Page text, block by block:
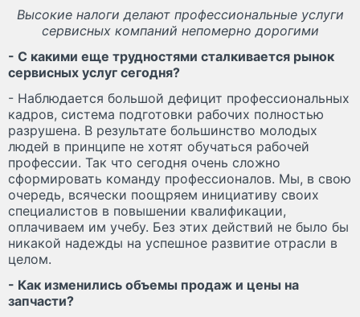
Высокие налоги делают профессиональные услуги
сервисных компаний непомерно дорогими
- С какими еще трудностями сталкивается рынок
сервисных услуг сегодня?
- Наблюдается большой дефицит профессиональных
кадров, система подготовки рабочих полностью
разрушена. В результате большинство молодых
людей в принципе не хотят обучаться рабочей
профессии. Так что сегодня очень сложно
сформировать команду профессионалов. Мы, в свою
очередь, всячески поощряем инициативу своих
специалистов в повышении квалификации,
оплачиваем им учебу. Без этих действий не было бы
никакой надежды на успешное развитие отрасли в
целом.
- Как изменились объемы продаж и цены на
запчасти?